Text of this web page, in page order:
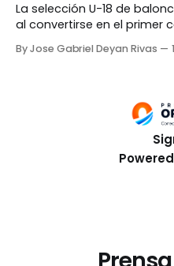
La selección U-18 de
al convertirse en el primer
México en los cuartos de
By Jose Gabriel Deyan Rivas